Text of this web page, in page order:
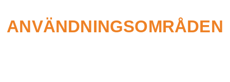
ANVÄNDNINGSOMRÅDEN